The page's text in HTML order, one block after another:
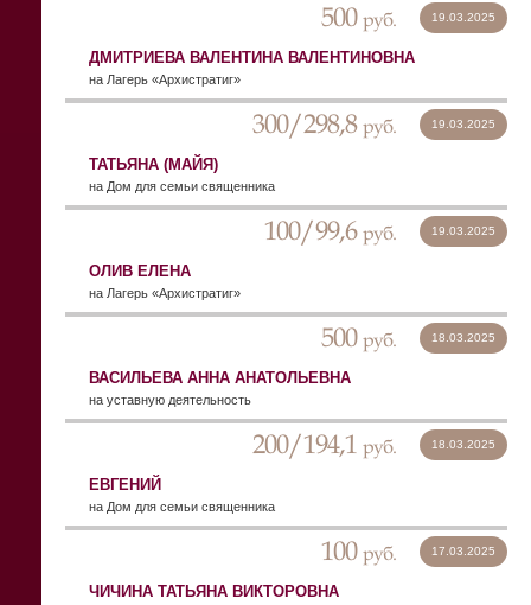
500 руб. 19.03.2025
ДМИТРИЕВА ВАЛЕНТИНА ВАЛЕНТИНОВНА
на Лагерь «Архистратиг»
300/298,8 руб. 19.03.2025
ТАТЬЯНА (МАЙЯ)
на Дом для семьи священника
100/99,6 руб. 19.03.2025
ОЛИВ ЕЛЕНА
на Лагерь «Архистратиг»
500 руб. 18.03.2025
ВАСИЛЬЕВА АННА АНАТОЛЬЕВНА
на уставную деятельность
200/194,1 руб. 18.03.2025
ЕВГЕНИЙ
на Дом для семьи священника
100 руб. 17.03.2025
ЧИЧИНА ТАТЬЯНА ВИКТОРОВНА